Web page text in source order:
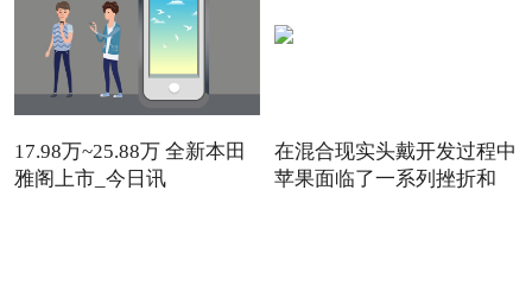
17.98万~25.88万 全新本田
雅阁上市_今日讯
在混合现实头戴开发过程中
苹果面临了一系列挫折和